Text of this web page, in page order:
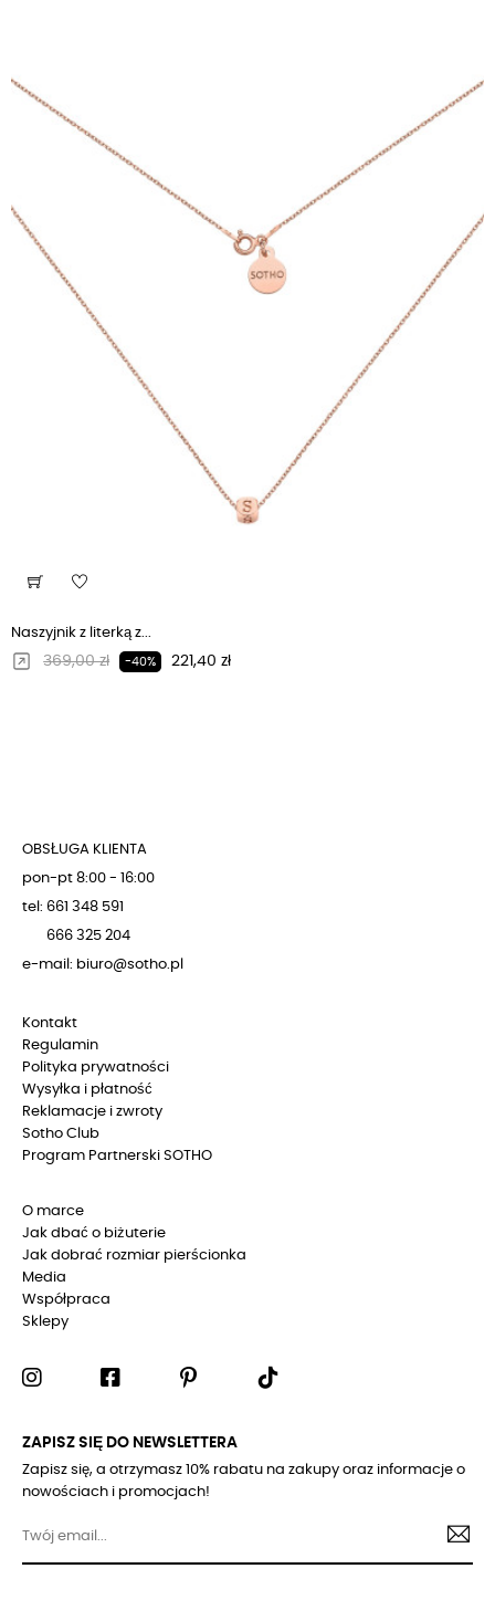
Naszyjnik z literką z...
Regularna cena
369,00 zł -40% Cena
221,40 zł
OBSŁUGA KLIENTA
pon-pt 8:00 - 16:00
tel: 661 348 591
666 325 204
e-mail: biuro@sotho.pl
Kontakt
Regulamin
Polityka prywatności
Wysyłka i płatność
Reklamacje i zwroty
Sotho Club
Program Partnerski SOTHO
O marce
Jak dbać o biżuterie
Jak dobrać rozmiar pierścionka
Media
Współpraca
Sklepy
ZAPISZ SIĘ DO NEWSLETTERA
Zapisz się, a otrzymasz 10% rabatu na zakupy oraz informacje o
nowościach i promocjach!